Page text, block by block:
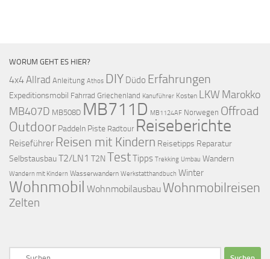
WORUM GEHT ES HIER?
4x4 Allrad Anleitung Athos DIY Düdo Erfahrungen
Expeditionsmobil Fahrrad Griechenland Kanuführer Kosten LKW Marokko
MB407D MB508D MB711D MB1124AF Norwegen Offroad
Outdoor Paddeln Piste Radtour Reiseberichte
Reiseführer Reisen mit Kindern Reisetipps Reparatur
SelbstausbauT2/LN1 T2N TestTipps Trekking Umbau Wandern
Wandern mit Kindern Wasserwandern Werkstatthandbuch Winter
Wohnmobil Wohnmobilausbau Wohnmobilreisen
Zelten